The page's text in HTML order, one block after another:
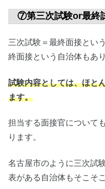
⑦第三次試験or最終
三次試験＝最終面接とい
終面接という自治体もあり
試験内容としては、ほと
ます。
担当する面接官について
ります。
名古屋市のように三次試
表がある自治体もそこそ